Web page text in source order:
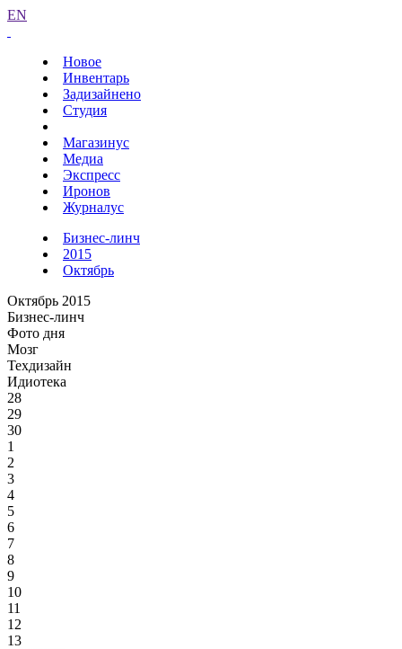
EN
Новое
Инвентарь
Задизайнено
Студия
Магазинус
Медиа
Экспресс
Иронов
Журналус
Бизнес-линч
2015
Октябрь
Октябрь 2015
Бизнес-линч
Фото дня
Мозг
Техдизайн
Идиотека
28
29
30
1
2
3
4
5
6
7
8
9
10
11
12
13